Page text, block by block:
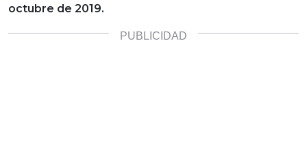
octubre de 2019.